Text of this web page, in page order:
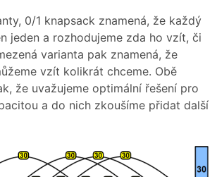
0/1 knapsack znamená, že každý
jeden a rozhodujeme zda ho vzít, či
varianta pak znamená, že
vzít kolikrát chceme. Obě
že uvažujeme optimální řešení pro
a do nich zkoušíme přidat další